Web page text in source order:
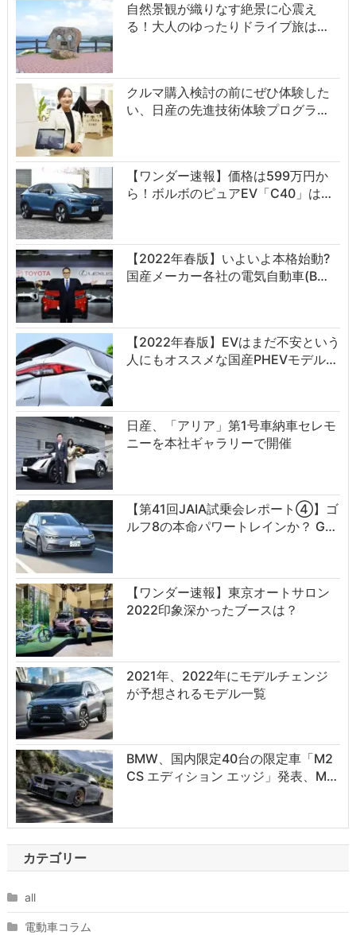
自然景観が織りなす絶景に心震え
る！大人のゆったりドライブ旅は…
クルマ購入検討の前にぜひ体験した
い、日産の先進技術体験プログラ…
【ワンダー速報】価格は599万円か
ら！ボルボのピュアEV「C40」は…
【2022年春版】いよいよ本格始動?
国産メーカー各社の電気自動車(B…
【2022年春版】EVはまだ不安という
人にもオススメな国産PHEVモデル…
日産、「アリア」第1号車納車セレモ
ニーを本社ギャラリーで開催
【第41回JAIA試乗会レポート④】ゴ
ルフ8の本命パワートレインか？ G…
【ワンダー速報】東京オートサロン
2022印象深かったブースは？
2021年、2022年にモデルチェンジ
が予想されるモデル一覧
BMW、国内限定40台の限定車「M2
CS エディション エッジ」発表、M…
カテゴリー
all
電動車コラム